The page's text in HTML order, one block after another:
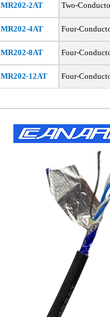
MR202-2AT
Two-
MR202-4AT Four-
MR202-8AT Four-
MR202-12AT Four-